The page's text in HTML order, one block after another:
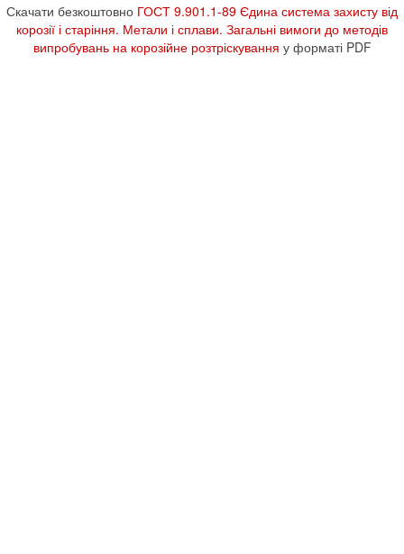
Скачати безкоштовно ГОСТ 9.901.1-89 Єдина система захисту від
корозії і старіння. Метали і сплави. Загальні вимоги до методів
випробувань на корозійне розтріскування у форматі PDF